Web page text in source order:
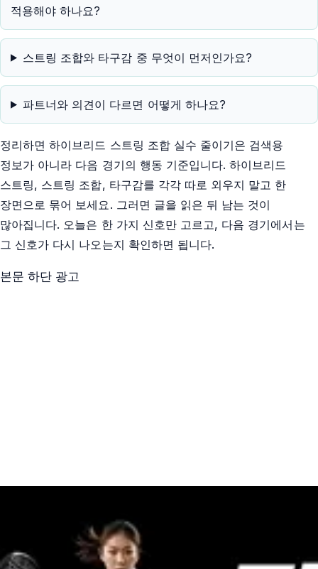
적용해야 하나요?
스트링 조합와 타구감 중 무엇이 먼저인가요?
파트너와 의견이 다르면 어떻게 하나요?
정리하면 하이브리드 스트링 조합 실수 줄이기은 검색용
정보가 아니라 다음 경기의 행동 기준입니다. 하이브리드
스트링, 스트링 조합, 타구감를 각각 따로 외우지 말고 한
장면으로 묶어 보세요. 그러면 글을 읽은 뒤 남는 것이
많아집니다. 오늘은 한 가지 신호만 고르고, 다음 경기에서는
그 신호가 다시 나오는지 확인하면 됩니다.
본문 하단 광고